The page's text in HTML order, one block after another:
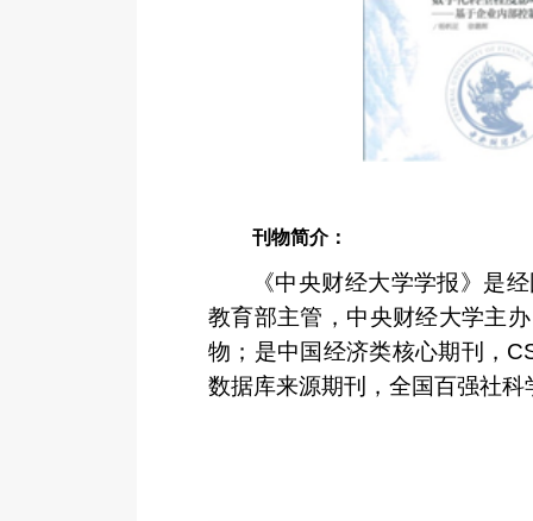
刊物简介：
《中央财经大学学报》是
教育部主管，中央财经大学主
物；是中国经济类核心期刊，
数据库来源期刊，全国百强社科